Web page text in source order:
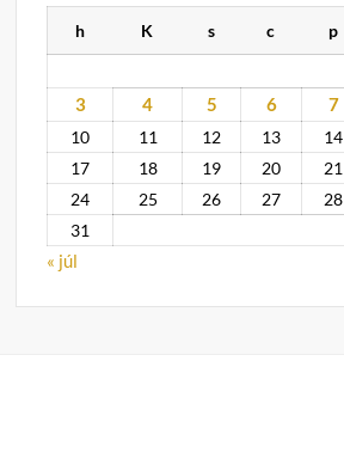
h K s c p
3
4 5 6 7
10 11 12 13 14
17
18 19 20 21
24
25 26 27 28
31
« júl